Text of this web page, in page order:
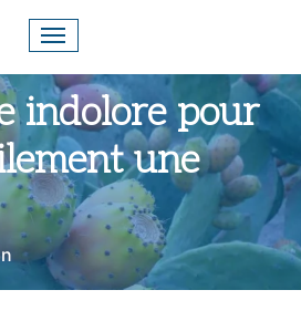
indolore pour
une